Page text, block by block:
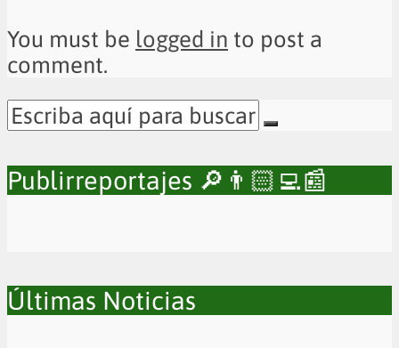
You must be logged in to post a
comment.
Publirreportajes 🔎👨🏻‍💻📰
Últimas Noticias